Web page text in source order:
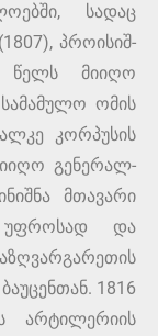
სადაც
პროისიშ-
წელს მიიღო
ომის
კორპუსის
გენერალ-
მთავარი
უფროსად და
1816
არტილერიის